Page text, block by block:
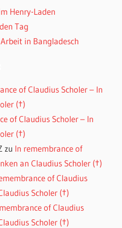
Henry-Laden
Tag
in Bangladesch
of Claudius Scholer – In
(†)
of Claudius Scholer – In
(†)
zu In remembrance of
an Claudius Scholer (†)
of Claudius
Scholer (†)
of Claudius
Scholer (†)